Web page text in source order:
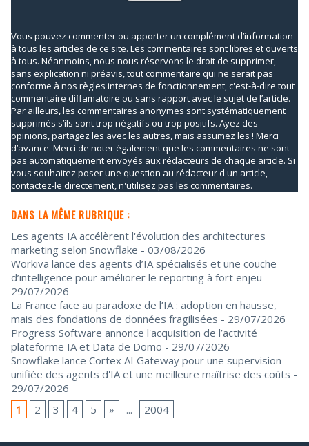
Vous pouvez commenter ou apporter un complément d’information
à tous les articles de ce site. Les commentaires sont libres et ouverts
à tous. Néanmoins, nous nous réservons le droit de supprimer,
sans explication ni préavis, tout commentaire qui ne serait pas
conforme à nos règles internes de fonctionnement, c'est-à-dire tout
commentaire diffamatoire ou sans rapport avec le sujet de l’article.
Par ailleurs, les commentaires anonymes sont systématiquement
supprimés s’ils sont trop négatifs ou trop positifs. Ayez des
opinions, partagez les avec les autres, mais assumez les ! Merci
d’avance. Merci de noter également que les commentaires ne sont
pas automatiquement envoyés aux rédacteurs de chaque article. Si
vous souhaitez poser une question au rédacteur d'un article,
contactez-le directement, n'utilisez pas les commentaires.
DANS LA MÊME RUBRIQUE :
Les agents IA accélèrent l'évolution des architectures
marketing selon Snowflake - 03/08/2026
Workiva lance des agents d’IA spécialisés et une couche
d’intelligence pour améliorer le reporting à fort enjeu -
29/07/2026
La France face au paradoxe de l’IA : adoption en hausse,
mais des fondations de données fragilisées - 29/07/2026
Progress Software annonce l'acquisition de l’activité
plateforme IA et Data de Domo - 29/07/2026
Snowflake lance Cortex AI Gateway pour une supervision
unifiée des agents d'IA et une meilleure maîtrise des coûts -
29/07/2026
1
2 3 4 5 » ... 2004